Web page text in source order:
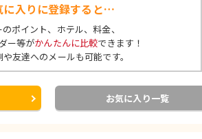
に入りに登録すると…
ポイント、ホテル、料金、
ー等がかんたんに比較できます！
友達へのメールも可能です。
お気に入り一覧